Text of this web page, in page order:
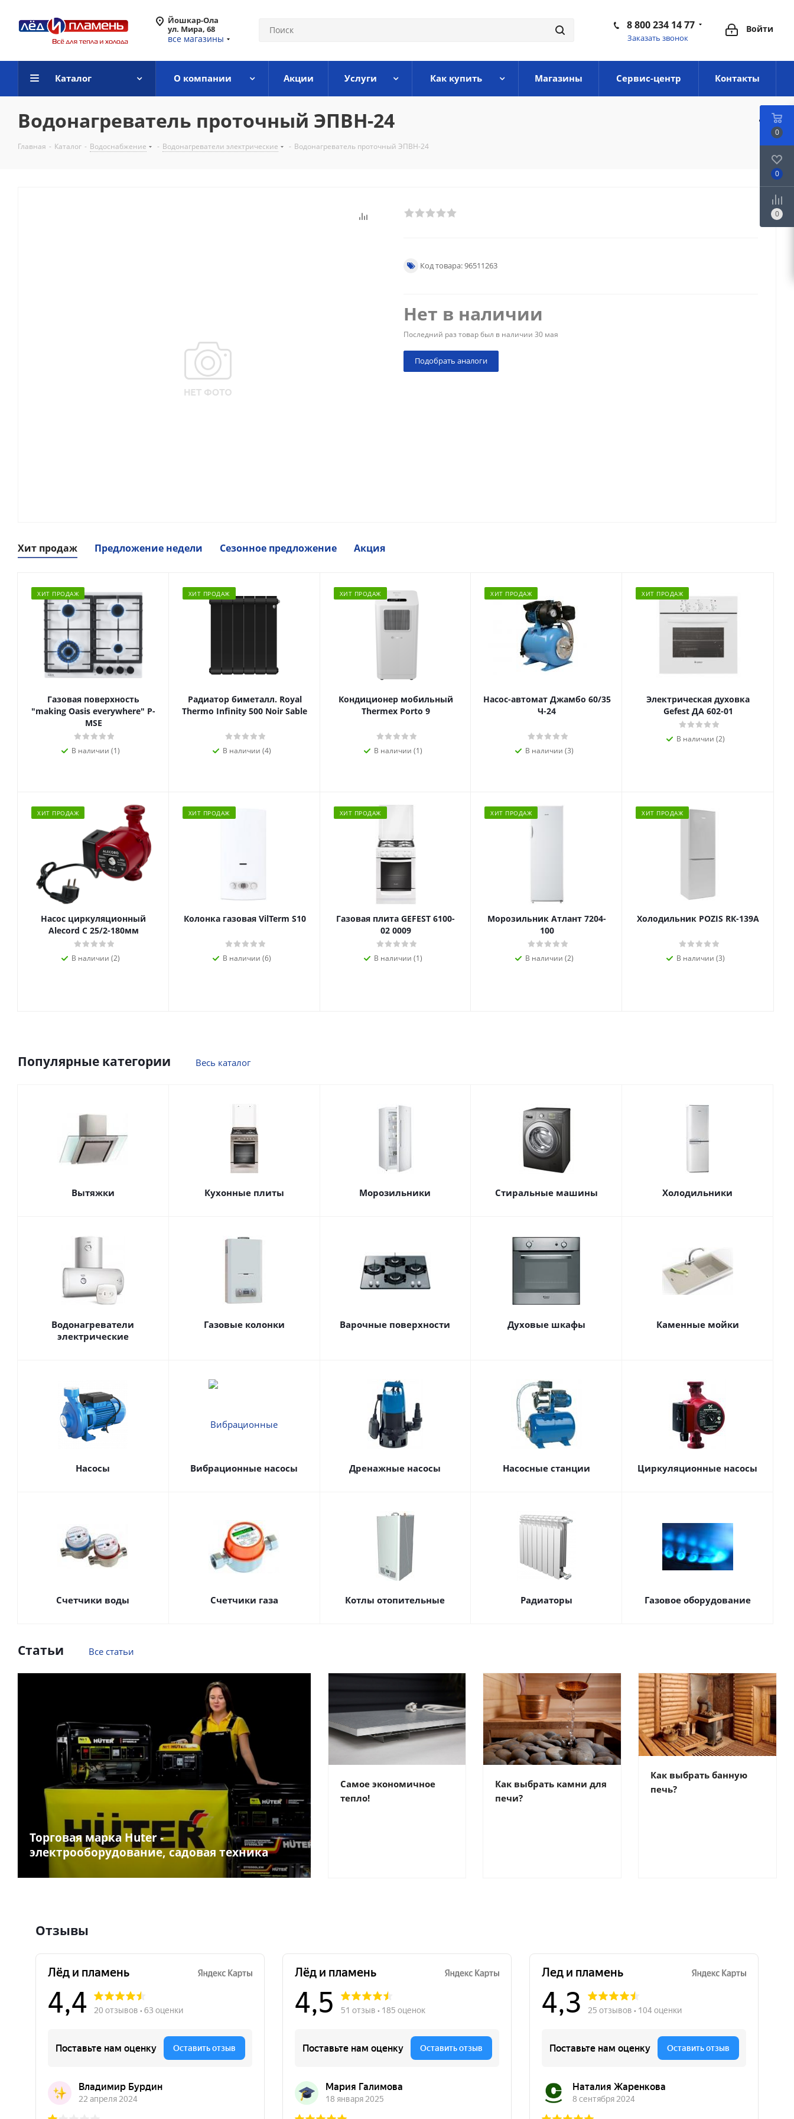
Йошкар-Ола
ул. Мира, 68
все магазины
Войти
8 800 234 14 77
Заказать звонок
Каталог О компании Акции Услуги Как купить Магазины Сервис-центр Контакты
Водонагреватель проточный ЭПВН-24
Главная - Каталог - Водоснабжение - Водонагреватели электрические - Водонагреватель проточный ЭПВН-24
Код товара: 96511263
Нет в наличии
Последний раз товар был в наличии 30 мая
Подобрать аналоги
Хит продаж Предложение недели Сезонное предложение Акция
ХИТ ПРОДАЖ
Газовая поверхность
"making Oasis everywhere" P-
MSE
В наличии (1)
ХИТ ПРОДАЖ
Радиатор биметалл. Royal
Thermo Infinity 500 Noir Sable
В наличии (4)
ХИТ ПРОДАЖ
Кондиционер мобильный
Thermex Porto 9
В наличии (1)
ХИТ ПРОДАЖ
Насос-автомат Джамбо 60/35
Ч-24
В наличии (3)
ХИТ ПРОДАЖ
Электрическая духовка
Gefest ДА 602-01
В наличии (2)
ХИТ ПРОДАЖ
Насос циркуляционный
Alecord C 25/2-180мм
В наличии (2)
ХИТ ПРОДАЖ
Колонка газовая VilTerm S10
В наличии (6)
ХИТ ПРОДАЖ
Газовая плита GEFEST 6100-
02 0009
В наличии (1)
ХИТ ПРОДАЖ
Морозильник Атлант 7204-
100
В наличии (2)
ХИТ ПРОДАЖ
Холодильник POZIS RК-139А
В наличии (3)
Популярные категории Весь каталог
Вытяжки Кухонные плиты Морозильники Стиральные машины Холодильники
Водонагреватели
электрические
Газовые колонки Варочные поверхности Духовые шкафы Каменные мойки
Насосы Вибрационные насосы Дренажные насосы Насосные станции Циркуляционные насосы
Счетчики воды Счетчики газа Котлы отопительные Радиаторы Газовое оборудование
Статьи Все статьи
Торговая марка Huter -
электрооборудование, садовая техника
Самое экономичное
тепло!
Как выбрать камни для
печи?
Как выбрать банную
печь?
Отзывы
0
0
0